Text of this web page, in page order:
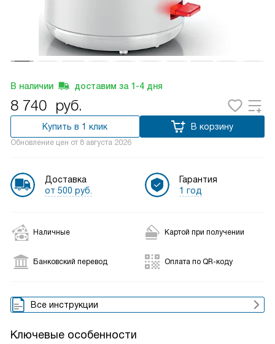
В наличии доставим за 1-4 дня
8 740 руб.
Купить в 1 клик В корзину
Обновление цен от 8 августа 2026
Доставка
от 500 руб.
Гарантия
1 год
Наличные Картой при получении
Банковский перевод Оплата по QR-коду
Все инструкции
Ключевые особенности